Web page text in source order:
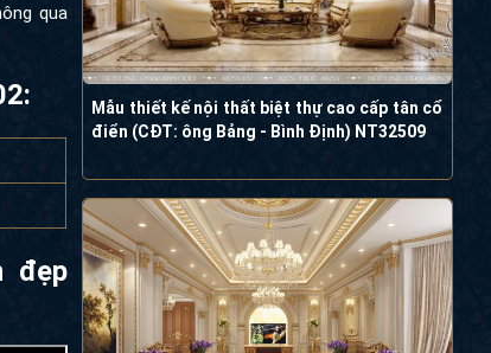
qua
đẹp
Mẫu thiết kế nội thất biệt thự cao cấp tân cổ
điển (CĐT: ông Bảng - Bình Định) NT32509